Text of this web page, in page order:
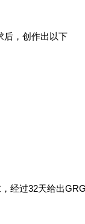
后，创作出以下
经过32天给出